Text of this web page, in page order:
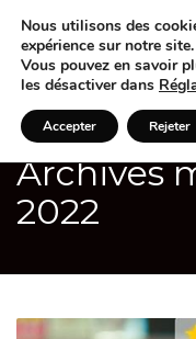
Archives
2022
Nous utilisons des
expérience sur notre site.
Vous pouvez en savoir
les désactiver dans
Accepter Rejeter